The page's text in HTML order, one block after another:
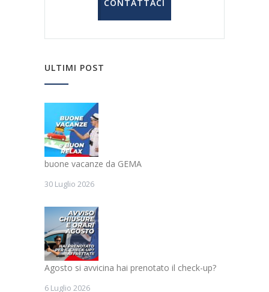
CONTATTACI
ULTIMI POST
buone vacanze da GEMA
30 Luglio 2026
Agosto si avvicina hai prenotato il check-up?
6 Luglio 2026